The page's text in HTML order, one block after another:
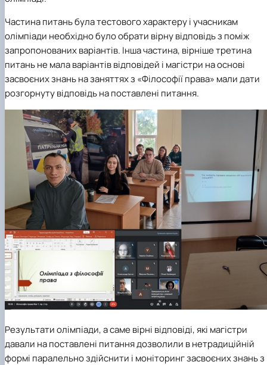
Частина питань була тестового характеру і учасникам
олімпіади необхідно було обрати вірну відповідь з поміж
запропонованих варіантів. Інша частина, вірніше третина
питань не мала варіантів відповідей і магістри на основі
засвоєних знань на заняттях з «Філософії права» мали дати
розгорнуту відповідь на поставлені питання.
Результати олімпіади, а саме вірні відповіді, які магістри
давали на поставлені питання дозволили в нетрадиційній
формі паралельно здійснити і моніторинг засвоєних знань з